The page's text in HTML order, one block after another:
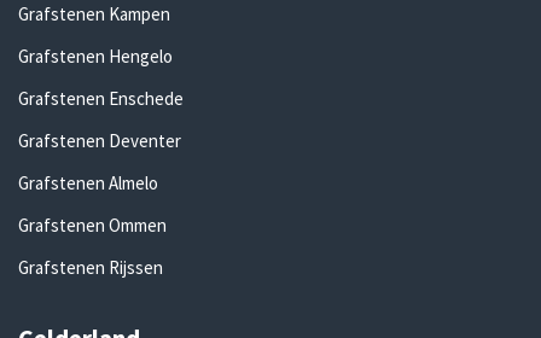
Grafstenen Kampen
Grafstenen Hengelo
Grafstenen Enschede
Grafstenen Deventer
Grafstenen Almelo
Grafstenen Ommen
Grafstenen Rijssen